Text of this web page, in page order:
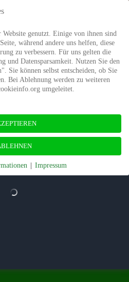
Website genutzt. Einige von ihnen sind
während andere uns helfen, diese
zu verbessern. Für uns gelten die
und Datensparsamkeit. Nutzen Sie den
Sie können selbst entscheiden, ob Sie
Bei Ablehnung werden zu weiteren
umgeleitet.
Impressum